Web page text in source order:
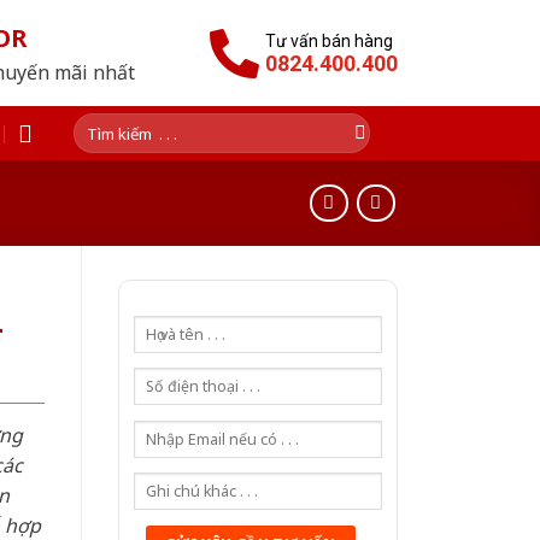
mãi nhất
Tư vấn bán hàng
0824.400.400
Tìm
kiếm:
hợp